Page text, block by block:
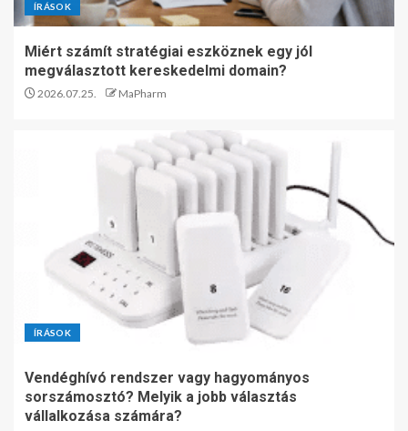
ÍRÁSOK
Miért számít stratégiai eszköznek egy jól
megválasztott kereskedelmi domain?
2026.07.25. MaPharm
ÍRÁSOK
Vendéghívó rendszer vagy hagyományos
sorszámosztó? Melyik a jobb választás
vállalkozása számára?